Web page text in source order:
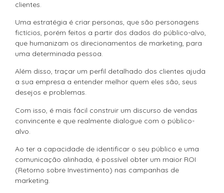
clientes.
Uma estratégia é criar personas, que são personagens
fictícios, porém feitos a partir dos dados do público-alvo,
que humanizam os direcionamentos de marketing, para
uma determinada pessoa.
Além disso, traçar um perfil detalhado dos clientes ajuda
a sua empresa a entender melhor quem eles são, seus
desejos e problemas.
Com isso, é mais fácil construir um discurso de vendas
convincente e que realmente dialogue com o público-
alvo.
Ao ter a capacidade de identificar o seu público e uma
comunicação alinhada, é possível obter um maior ROI
(Retorno sobre Investimento) nas campanhas de
marketing.